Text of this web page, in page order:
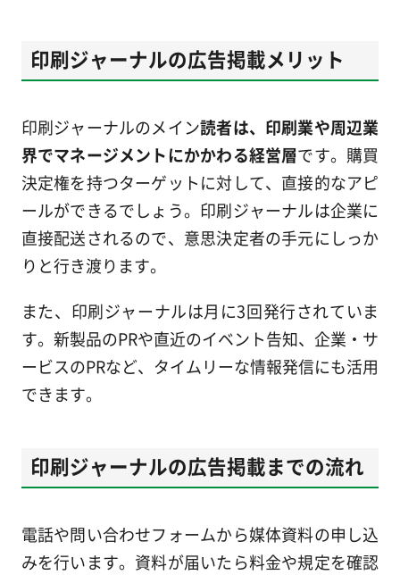
印刷ジャーナルの広告掲載メリット
印刷ジャーナルのメイン読者は、印刷業や周辺業
界でマネージメントにかかわる経営層です。購買
決定権を持つターゲットに対して、直接的なアピ
ールができるでしょう。印刷ジャーナルは企業に
直接配送されるので、意思決定者の手元にしっか
りと行き渡ります。
また、印刷ジャーナルは月に3回発行されていま
す。新製品のPRや直近のイベント告知、企業・サ
ービスのPRなど、タイムリーな情報発信にも活用
できます。
印刷ジャーナルの広告掲載までの流れ
電話や問い合わせフォームから媒体資料の申し込
みを行います。資料が届いたら料金や規定を確認